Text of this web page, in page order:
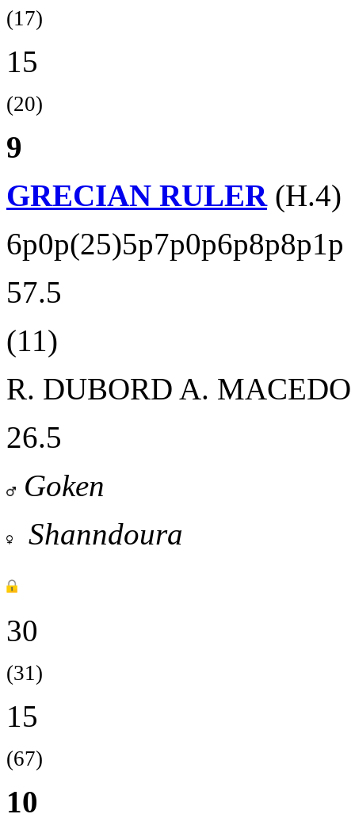
(17)
15
(20)
9
GRECIAN RULER (H.4)
6p0p(25)5p7p0p6p8p8p1p
57.5
(11)
R. DUBORD A.
26.5
Goken
Shanndoura
30
(31)
15
(67)
10